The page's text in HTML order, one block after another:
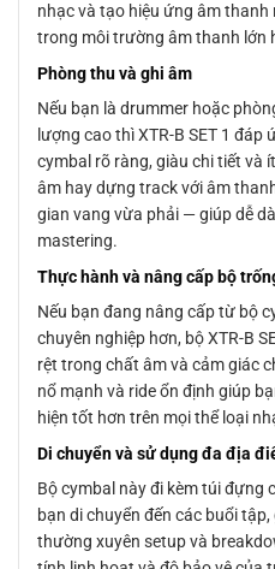
nhạc và tạo hiệu ứng âm thanh
trong môi trường âm thanh lớn
Phòng thu và ghi âm
Nếu bạn là drummer hoặc
lượng cao thì XTR-B SET 1
cymbal rõ ràng, giàu chi tiết và
âm hay dựng track với âm
gian vang vừa phải — giúp dễ
mastering.
Thực hành và nâng cấp bộ
Nếu bạn đang nâng cấp từ bộ
chuyên nghiệp hơn, bộ XTR-B
rệt trong chất âm và cảm giác
nổ mạnh và ride ổn định giúp
hiện tốt hơn trên mọi thể loại
Di chuyển và sử dụng đa địa
Bộ cymbal này đi kèm túi đựng
bạn di chuyển đến các buổi
thường xuyên setup và